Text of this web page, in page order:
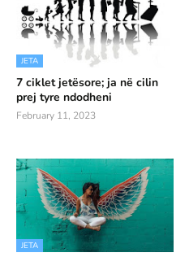
JETA
7 ciklet jetësore; ja në cilin
prej tyre ndodheni
February 11, 2023
JETA